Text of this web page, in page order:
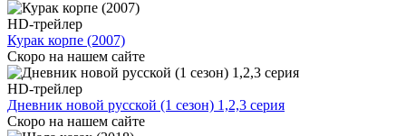
HD-трейлер
Курак корпе (2007)
Скоро на нашем сайте
HD-трейлер
Дневник новой русской (1 сезон) 1,2,3 серия
Скоро на нашем сайте